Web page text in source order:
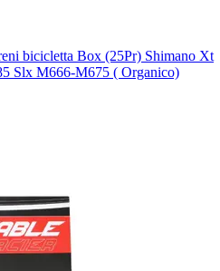
bicicletta Box (25Pr) Shimano Xt
Slx M666-M675 ( Organico)